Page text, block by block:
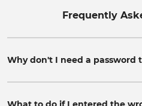
Frequently
Why don't I need a password